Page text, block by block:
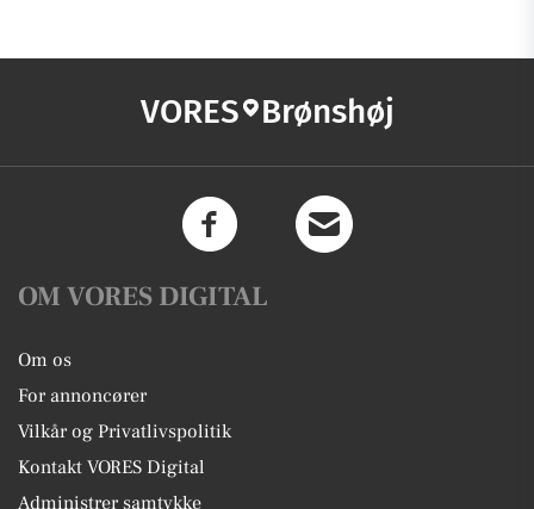
VORES Brønshøj
OM VORES DIGITAL
Om os
For annoncører
Vilkår og Privatlivspolitik
Kontakt VORES Digital
Administrer samtykke